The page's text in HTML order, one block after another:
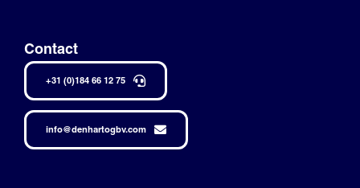
Contact
+31 (0)184 66 12 75
info@denhartogbv.com